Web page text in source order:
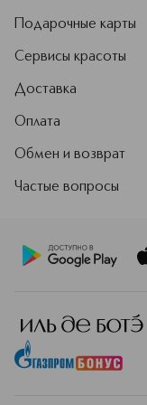
Подарочные карты
Сервисы красоты
Доставка
Оплата
Обмен и возврат
Частые вопросы